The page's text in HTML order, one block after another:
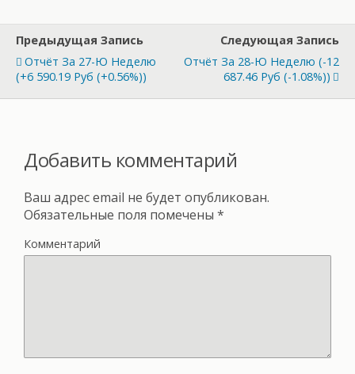
Предыдущая Запись
Отчёт За 27-Ю Неделю
(+6 590.19 Руб (+0.56%))
Следующая Запись
Отчёт За 28-Ю Неделю (-12
687.46 Руб (-1.08%))
Добавить комментарий
Ваш адрес email не будет опубликован.
Обязательные поля помечены *
Комментарий